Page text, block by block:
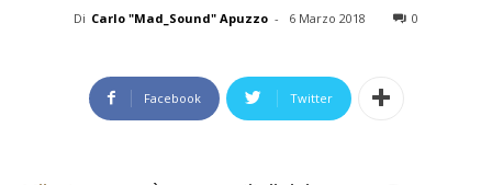
Di Carlo "Mad_Sound" Apuzzo - 6 Marzo 2018 0
Facebook Twitter